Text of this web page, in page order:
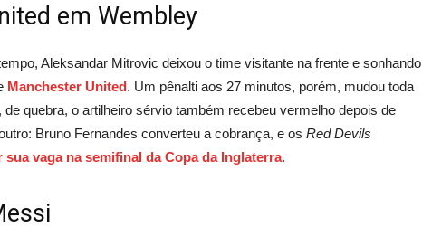
em Wembley
Aleksandar Mitrovic deixou o time visitante na frente e sonhando
Manchester United. Um pênalti aos 27 minutos, porém, mudou toda
quebra, o artilheiro sérvio também recebeu vermelho depois de
Bruno Fernandes converteu a cobrança, e os Red Devils
vaga na semifinal da Copa da Inglaterra.